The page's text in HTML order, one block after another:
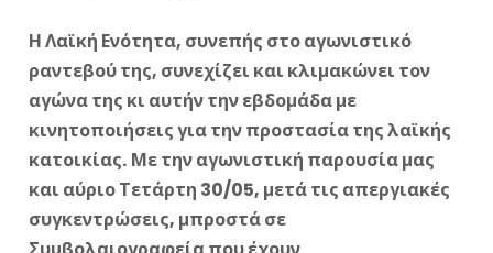
Η Λαϊκή Ενότητα, συνεπής στο αγωνιστικό
ραντεβού της, συνεχίζει και κλιμακώνει τον
αγώνα της κι αυτήν την εβδομάδα με
κινητοποιήσεις για την προστασία της λαϊκής
κατοικίας. Με την αγωνιστική παρουσία μας
και αύριο Τετάρτη 30/05, μετά τις απεργιακές
συγκεντρώσεις, μπροστά σε